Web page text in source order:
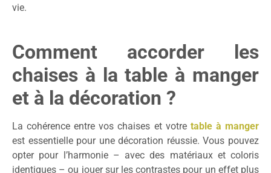
vie.
Comment accorder les
chaises à la table à manger
et à la décoration ?
La cohérence entre vos chaises et votre table à manger
est essentielle pour une décoration réussie. Vous pouvez
opter pour l’harmonie – avec des matériaux et coloris
identiques – ou jouer sur les contrastes pour un effet plus